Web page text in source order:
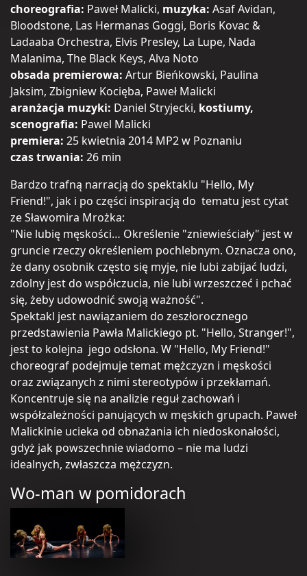
choreografia: Paweł Malicki, muzyka: Asaf Avidan,
Bloodstone, Las Hermanas Goggi, Boris Kovac &
Ladaaba Orchestra, Elvis Presley, La Lupe, Nada
Malanima, The Black Keys, Alva Noto
obsada premierowa: Artur Bieńkowski, Paulina
Jaksim, Zbigniew Kocięba, Paweł Malicki
aranżacja muzyki: Daniel Stryjecki, kostiumy,
scenografia: Pawel Malicki
premiera: 25 kwietnia 2014 MP2 w Poznaniu
czas trwania: 26 min
Bardzo trafną narracją do spektaklu "Hello, My
Friend!", jak i po części inspiracją do tematu jest cytat
ze Sławomira Mrożka:
"Nie lubię męskości… Określenie "zniewieściały" jest w
gruncie rzeczy określeniem pochlebnym. Oznacza ono,
że dany osobnik często się myje, nie lubi zabijać ludzi,
zdolny jest do współczucia, nie lubi wrzeszczeć i pchać
się, żeby udowodnić swoją ważność".
Spektakl jest nawiązaniem do zeszłorocznego
przedstawienia Pawła Malickiego pt. "Hello, Stranger!",
jest to kolejna jego odsłona. W "Hello, My Friend!"
choreograf podejmuje temat mężczyzn i męskości
oraz związanych z nimi stereotypów i przekłamań.
Koncentruje się na analizie reguł zachowań i
współzależności panujących w męskich grupach. Paweł
Malickinie ucieka od obnażania ich niedoskonałości,
gdyż jak powszechnie wiadomo – nie ma ludzi
idealnych, zwłaszcza mężczyzn.
Wo-man w pomidorach